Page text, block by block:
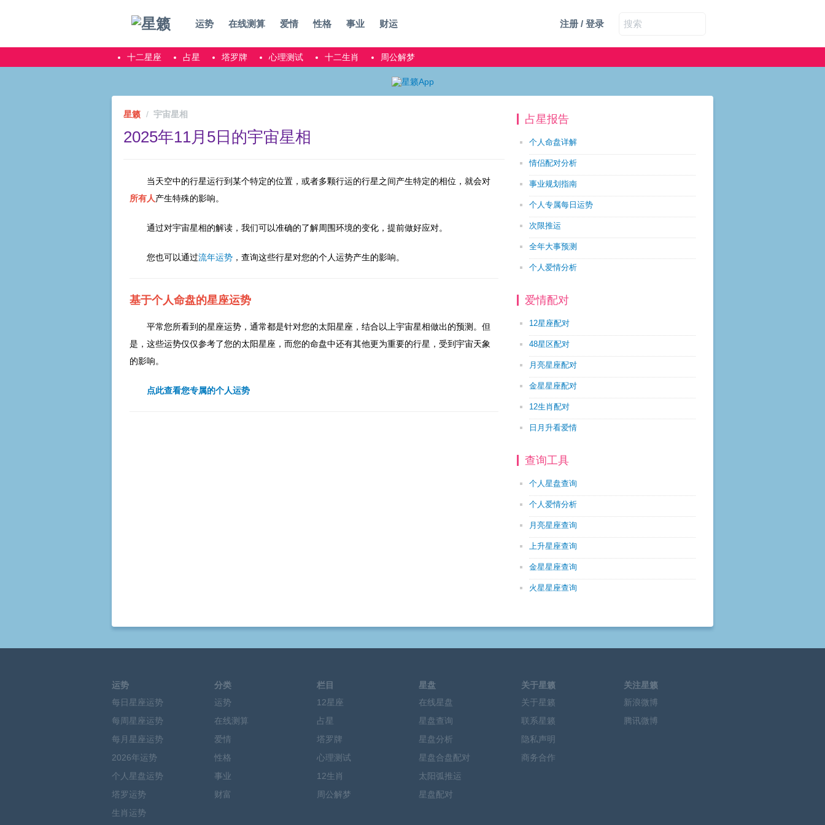
运势 在线测算 爱情 性格 事业 财运 注册 / 登录
十二星座 占星 塔罗牌 心理测试 十二生肖 周公解梦
星籁 宇宙星相
2025年11月5日的宇宙星相
当天空中的行星运行到某个特定的位置，或者多颗行运的行星之间产生特定的相位，就会对
所有人产生特殊的影响。
通过对宇宙星相的解读，我们可以准确的了解周围环境的变化，提前做好应对。
您也可以通过流年运势 ，查询这些行星对您的个人运势产生的影响。
基于个人命盘的星座运势
平常您所看到的星座运势，通常都是针对您的太阳星座，结合以上宇宙星相做出的预测。但
是，这些运势仅仅参考了您的太阳星座，而您的命盘中还有其他更为重要的行星，受到宇宙天象
的影响。
点此查看您专属的个人运势
占星报告
个人命盘详解
情侣配对分析
事业规划指南
个人专属每日运势
次限推运
全年大事预测
个人爱情分析
爱情配对
12星座配对
48星区配对
月亮星座配对
金星星座配对
12生肖配对
日月升看爱情
查询工具
个人星盘查询
个人爱情分析
月亮星座查询
上升星座查询
金星星座查询
火星星座查询
运势
每日星座运势
每周星座运势
每月星座运势
2026年运势
个人星盘运势
塔罗运势
生肖运势
分类
运势
在线测算
爱情
性格
事业
财富
栏目
12星座
占星
塔罗牌
心理测试
12生肖
周公解梦
星盘
在线星盘
星盘查询
星盘分析
星盘合盘配对
太阳弧推运
星盘配对
关于星籁
关于星籁
联系星籁
隐私声明
商务合作
关注星籁
新浪微博
腾讯微博